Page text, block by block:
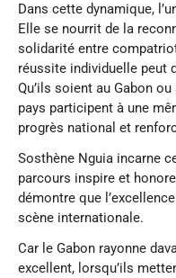
Dans cette dynamique,
Elle se nourrit de la
solidarité entre
réussite individuelle peut
Qu’ils soient au Gabon
pays participent à une
progrès national et
Sosthène Nguia incarne
parcours inspire et
démontre que
scène internationale.
Car le Gabon rayonne
excellent, lorsqu’ils